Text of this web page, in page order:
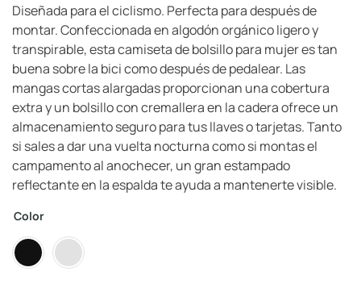
Diseñada para el ciclismo. Perfecta para después de
montar. Confeccionada en algodón orgánico ligero y
transpirable, esta camiseta de bolsillo para mujer es tan
buena sobre la bici como después de pedalear. Las
mangas cortas alargadas proporcionan una cobertura
extra y un bolsillo con cremallera en la cadera ofrece un
almacenamiento seguro para tus llaves o tarjetas. Tanto
si sales a dar una vuelta nocturna como si montas el
campamento al anochecer, un gran estampado
reflectante en la espalda te ayuda a mantenerte visible.
Color